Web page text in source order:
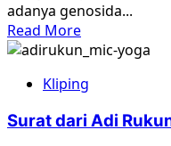
adanya genosida...
Read MoreRead
more
Penyintas
Laporkan
Kliping
Surat dari Adi